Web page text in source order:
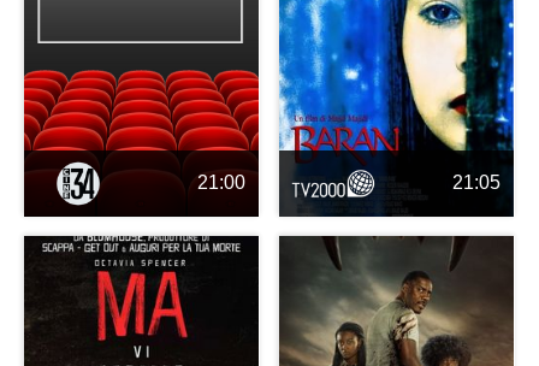
21:00 21:05